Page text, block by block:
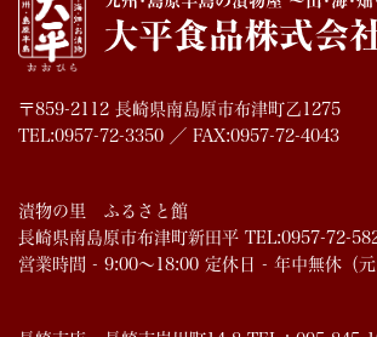
〒859-2112 長崎県南島原市布津町乙1275
TEL:0957-72-3350 ／ FAX:0957-72-4043
漬物の里 ふるさと館
長崎県南島原市布津町新田平 TEL:0957-72-
営業時間 - 9:00～18:00 定休日 - 年中無休（元